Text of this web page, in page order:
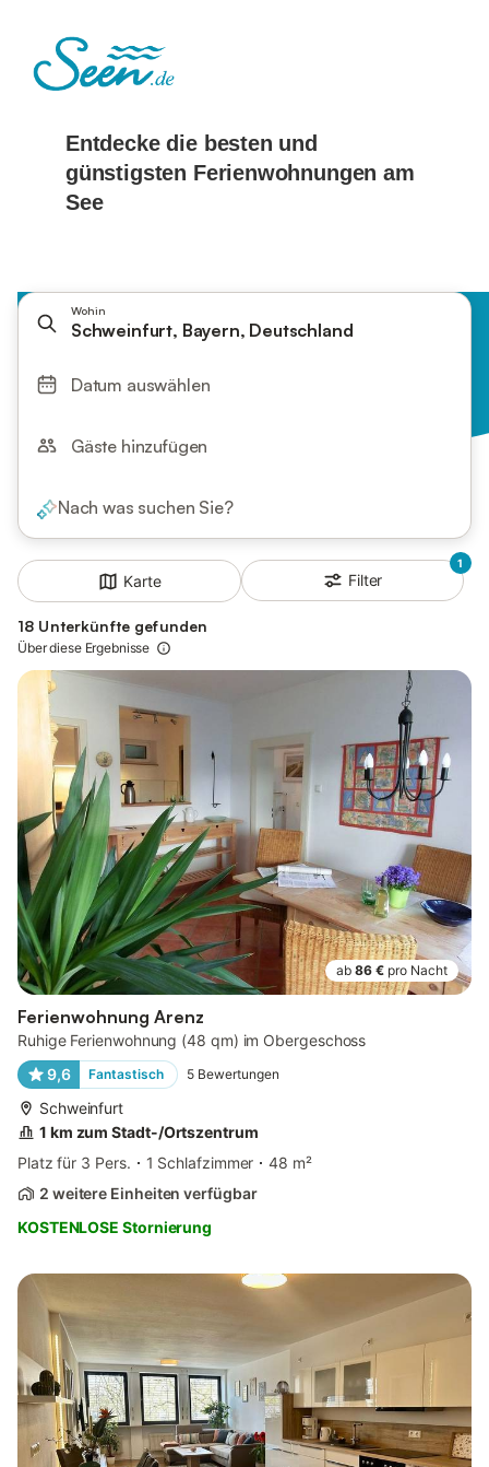
Wohin
Schweinfurt, Bayern, Deutschland
Datum auswählen
Gäste hinzufügen
Nach was suchen Sie?
Karte
1
Filter
18 Unterkünfte gefunden
Über diese Ergebnisse
ab 86 € pro Nacht
Ferienwohnung Arenz
Ruhige Ferienwohnung (48 qm) im Obergeschoss
9,6
Fantastisch 5 Bewertungen
Schweinfurt
1 km zum Stadt-/Ortszentrum
Platz für 3 Pers.
1 Schlafzimmer
48 m²
2 weitere Einheiten verfügbar
KOSTENLOSE Stornierung